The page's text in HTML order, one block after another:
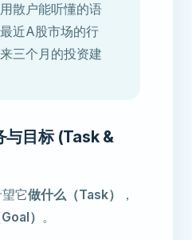
用散户能听懂的语
近A股市场的行
三个月的投资建
与目标 (Task &
它做什么（Task）
，
） 。